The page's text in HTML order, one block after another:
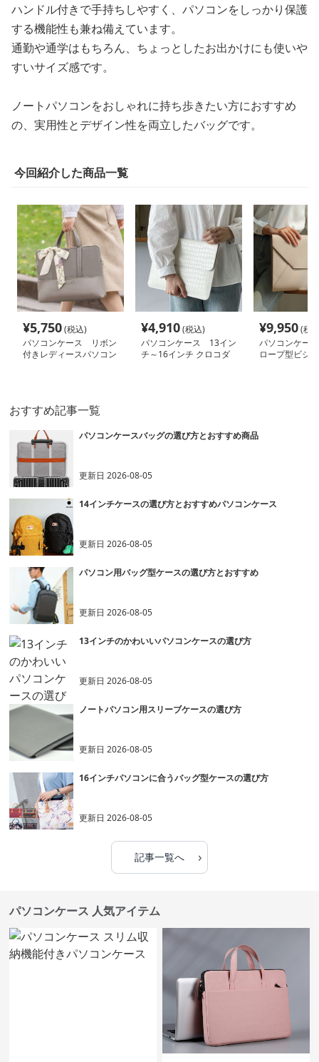
ハンドル付きで手持ちしやすく、パソコンをしっかり保護
する機能性も兼ね備えています。
通勤や通学はもちろん、ちょっとしたお出かけにも使いや
すいサイズ感です。
ノートパソコンをおしゃれに持ち歩きたい方におすすめ
の、実用性とデザイン性を両立したバッグです。
今回紹介した商品一覧
¥5,750(税込)
パソコンケース リボン
付きレディースパソコン
¥4,910(税込)
パソコンケース 13イン
チ～16インチ クロコダ
¥9,950(税
パソコンケー
ロープ型ビジ
おすすめ記事一覧
パソコンケースバッグの選び方とおすすめ商品
更新日2026-08-05
14インチケースの選び方とおすすめパソコンケース
更新日2026-08-05
パソコン用バッグ型ケースの選び方とおすすめ
更新日2026-08-05
13インチのかわいいパソコンケースの選び方
更新日2026-08-05
ノートパソコン用スリーブケースの選び方
更新日2026-08-05
16インチパソコンに合うバッグ型ケースの選び方
更新日2026-08-05
記事一覧へ ›
パソコンケース 人気アイテム